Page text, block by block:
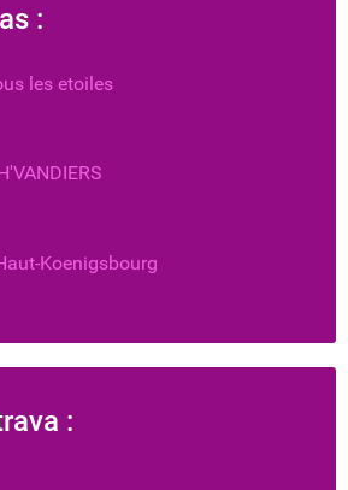
:
les etoiles
Koenigsbourg
: